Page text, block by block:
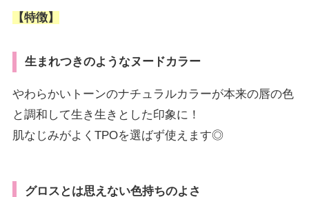
【特徴】
生まれつきのようなヌードカラー
やわらかいトーンのナチュラルカラーが本来の唇の色
と調和して生き生きとした印象に！
肌なじみがよくTPOを選ばず使えます◎
グロスとは思えない色持ちのよさ